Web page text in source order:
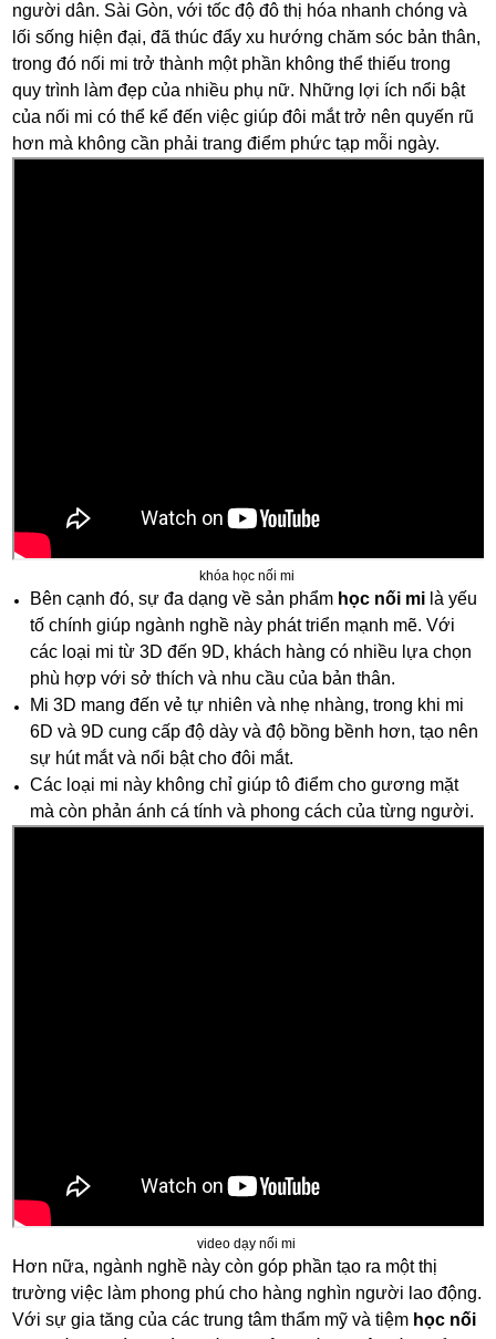
người dân. Sài Gòn, với tốc độ đô thị hóa nhanh chóng và
lối sống hiện đại, đã thúc đẩy xu hướng chăm sóc bản thân,
trong đó nối mi trở thành một phần không thể thiếu trong
quy trình làm đẹp của nhiều phụ nữ. Những lợi ích nổi bật
của nối mi có thể kể đến việc giúp đôi mắt trở nên quyến rũ
hơn mà không cần phải trang điểm phức tạp mỗi ngày.
khóa học nối mi
Bên cạnh đó, sự đa dạng về sản phẩm học nối mi là yếu
tố chính giúp ngành nghề này phát triển mạnh mẽ. Với
các loại mi từ 3D đến 9D, khách hàng có nhiều lựa chọn
phù hợp với sở thích và nhu cầu của bản thân.
Mi 3D mang đến vẻ tự nhiên và nhẹ nhàng, trong khi mi
6D và 9D cung cấp độ dày và độ bồng bềnh hơn, tạo nên
sự hút mắt và nổi bật cho đôi mắt.
Các loại mi này không chỉ giúp tô điểm cho gương mặt
mà còn phản ánh cá tính và phong cách của từng người.
video dạy nối mi
Hơn nữa, ngành nghề này còn góp phần tạo ra một thị
trường việc làm phong phú cho hàng nghìn người lao động.
Với sự gia tăng của các trung tâm thẩm mỹ và tiệm học nối